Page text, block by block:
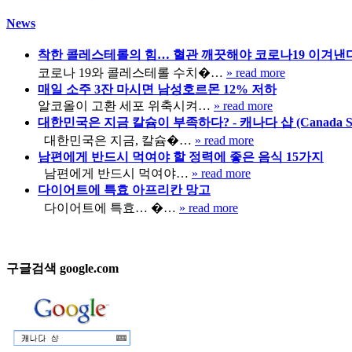
News
착한 콜레스테롤의 힘… 혈관 깨끗해야 코로나19 이겨낸
코로나 19와 콜레스테롤 수치�… » read more
매일 소주 3잔 마시면 남성호르몬 12% 저하
알코올이 고환 세포 위축시켜… » read more
대한민국은 지금 칼슘이 부족하다? - 캐나다 샵 (Canada
대한민국은 지금, 칼슘�… » read more
남편에게 반드시 먹여야 할 정력에 좋은 음식 15가지
남편에게 반드시 먹여야… » read more
다이어트에 특효 아프리칸 망고
다이어트에 특효… �… » read more
구글검색 google.com